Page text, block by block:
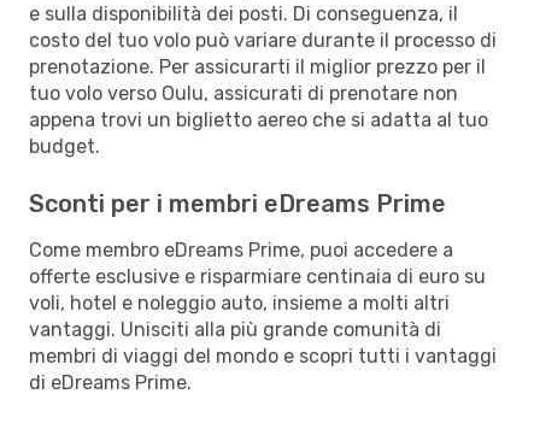
e sulla disponibilità dei posti. Di conseguenza, il
costo del tuo volo può variare durante il processo di
prenotazione. Per assicurarti il miglior prezzo per il
tuo volo verso Oulu, assicurati di prenotare non
appena trovi un biglietto aereo che si adatta al tuo
budget.
Sconti per i membri eDreams Prime
Come membro eDreams Prime, puoi accedere a
offerte esclusive e risparmiare centinaia di euro su
voli, hotel e noleggio auto, insieme a molti altri
vantaggi. Unisciti alla più grande comunità di
membri di viaggi del mondo e scopri tutti i vantaggi
di eDreams Prime.